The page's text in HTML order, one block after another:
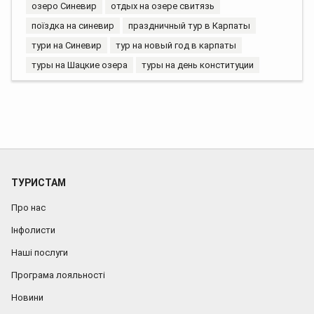
озеро Синевир
отдых на озере свитязь
поїздка на синевир
праздничный тур в Карпаты
тури на Синевир
тур на новый год в карпаты
туры на Шацкие озера
туры на день конституции
ТУРИСТАМ
Про нас
Інфолисти
Наші послуги
Програма лояльності
Новини